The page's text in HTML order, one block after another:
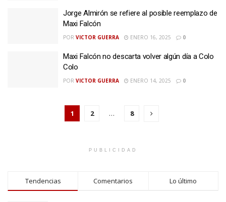
Jorge Almirón se refiere al posible reemplazo de
Maxi Falcón
POR VICTOR GUERRA ENERO 16, 2025 0
Maxi Falcón no descarta volver algún día a Colo
Colo
POR VICTOR GUERRA ENERO 14, 2025 0
1 2 … 8
PUBLICIDAD
Tendencias Comentarios Lo último